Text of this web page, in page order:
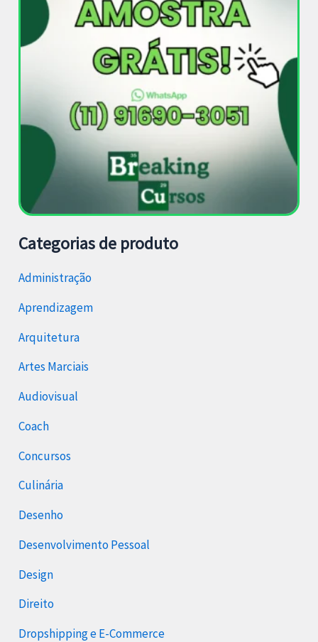
Categorias de produto
Administração
Aprendizagem
Arquitetura
Artes Marciais
Audiovisual
Coach
Concursos
Culinária
Desenho
Desenvolvimento Pessoal
Design
Direito
Dropshipping e E-Commerce